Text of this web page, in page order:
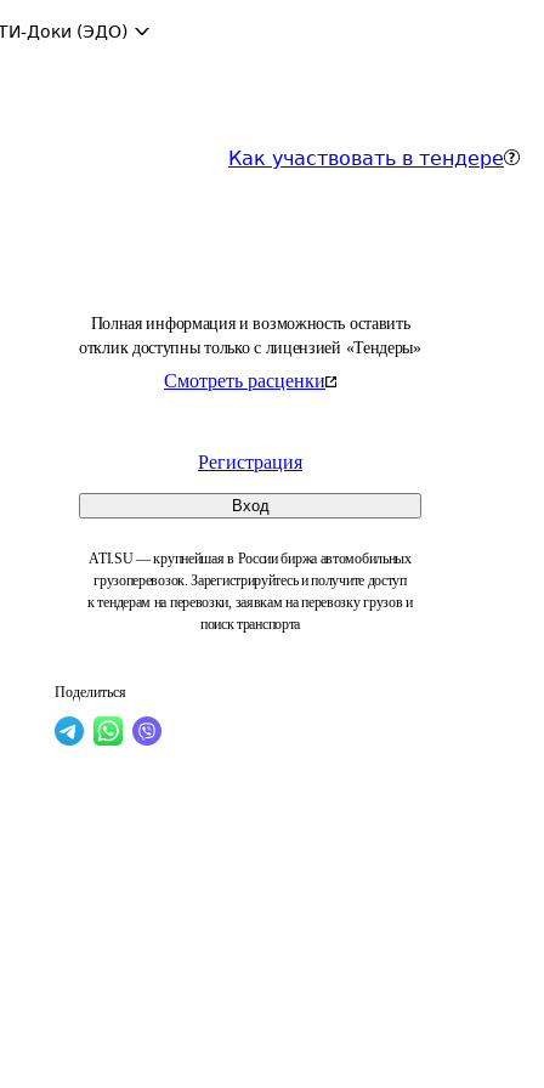
Доки (ЭДО)
Как участвовать в тендере
Полная информация и возможность оставить
отклик доступны только с лицензией «Тендеры»
Смотреть расценки
Регистрация
Вход
ATI.SU — крупнейшая в России биржа автомобильных
грузоперевозок. Зарегистрируйтесь и получите доступ
к тендерам на перевозки, заявкам на перевозку грузов и
поиск транспорта
Поделиться